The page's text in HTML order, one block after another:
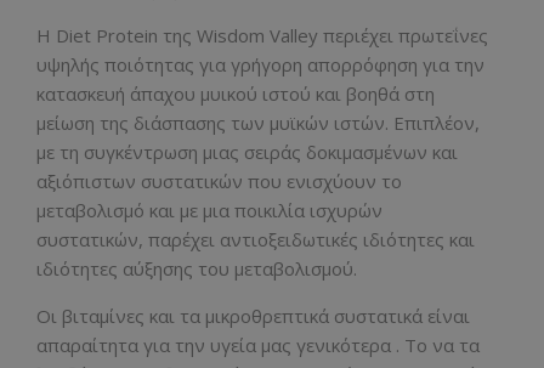
Η Diet Protein της Wisdom Valley περιέχει πρωτεΐνες
υψηλής ποιότητας για γρήγορη απορρόφηση για την
κατασκευή άπαχου μυικού ιστού και βοηθά στη
μείωση της διάσπασης των μυϊκών ιστών. Επιπλέον,
με τη συγκέντρωση μιας σειράς δοκιμασμένων και
αξιόπιστων συστατικών που ενισχύουν το
μεταβολισμό και με μια ποικιλία ισχυρών
συστατικών, παρέχει αντιοξειδωτικές ιδιότητες και
ιδιότητες αύξησης του μεταβολισμού.
Οι βιταμίνες και τα μικροθρεπτικά συστατικά είναι
απαραίτητα για την υγεία μας γενικότερα . Το να τα